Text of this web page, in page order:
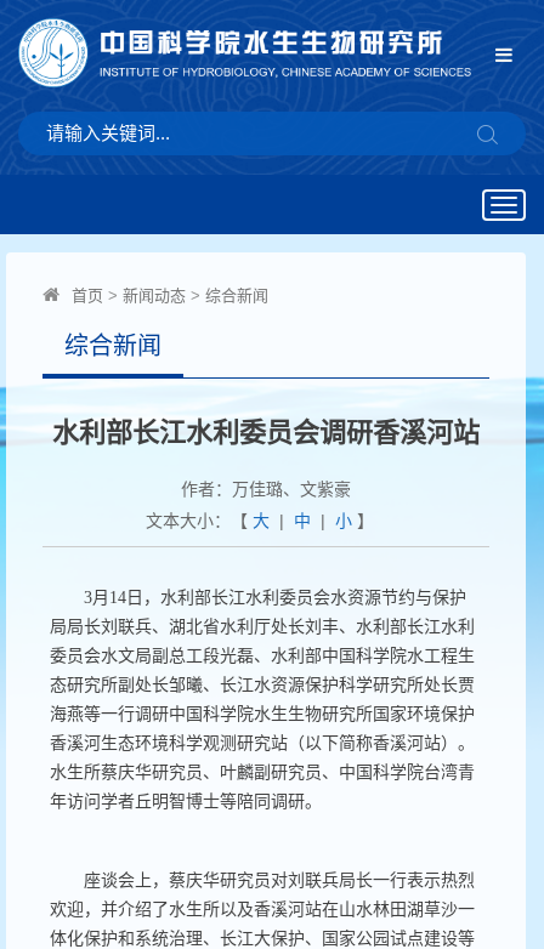
首页 > 新闻动态 > 综合新闻
综合新闻
水利部长江水利委员会调研香溪河站
作者：万佳璐、文紫豪
文本大小：【 大| 中 | 小】
3月14日，水利部长江水利委员会水资源节约与保护
局局长刘联兵、湖北省水利厅处长刘丰、水利部长江水利
委员会水文局副总工段光磊、水利部中国科学院水工程生
态研究所副处长邹曦、长江水资源保护科学研究所处长贾
海燕等一行调研中国科学院水生生物研究所国家环境保护
香溪河生态环境科学观测研究站（以下简称香溪河站）。
水生所蔡庆华研究员、叶麟副研究员、中国科学院台湾青
年访问学者丘明智博士等陪同调研。
座谈会上，蔡庆华研究员对刘联兵局长一行表示热烈
欢迎，并介绍了水生所以及香溪河站在山水林田湖草沙一
体化保护和系统治理、长江大保护、国家公园试点建设等